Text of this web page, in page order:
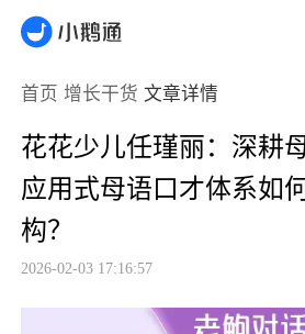
首页 增长干货 文章详情
花花少儿任瑾丽：深耕
应用式母语口才体系如
构？
2026-02-03 17:16:57